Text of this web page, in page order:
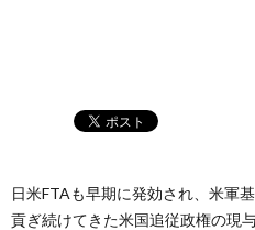
日米FTAも早期に発効され、米軍
貢ぎ続けてきた米国追従政権の現